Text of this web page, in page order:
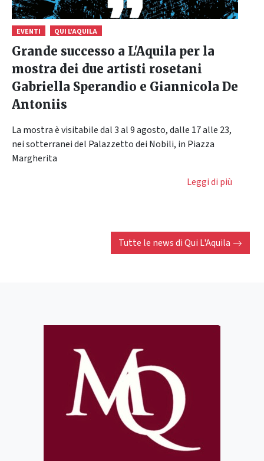
EVENTI QUI L'AQUILA
Grande successo a L'Aquila per la
mostra dei due artisti rosetani
Gabriella Sperandio e Giannicola De
Antoniis
La mostra è visitabile dal 3 al 9 agosto, dalle 17 alle 23,
nei sotterranei del Palazzetto dei Nobili, in Piazza
Margherita
Leggi di più
Tutte le news diQui L'Aquila